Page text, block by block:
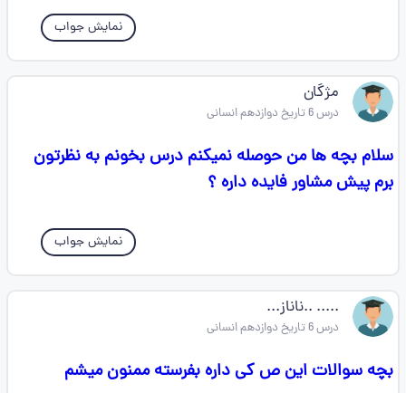
نمایش جواب
مژگان
درس 6 تاریخ دوازدهم انسانی
سلام بچه ها من حوصله نمیکنم درس بخونم به نظرتون
برم پیش مشاور فایده داره ؟
نمایش جواب
..... ..ناناز...
درس 6 تاریخ دوازدهم انسانی
بچه سوالات این ص کی داره بفرسته ممنون میشم